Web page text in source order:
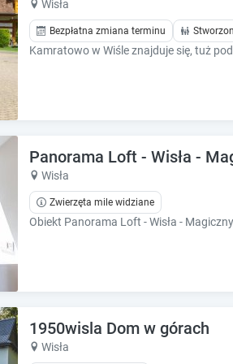
.
P
e
u
e
m
a
Wisła
Bezpłatna zmiana terminu
Panorama Loft - Wisła -
Wisła
Zwierzęta mile widziane
1950wisla Dom w górach
Wisła